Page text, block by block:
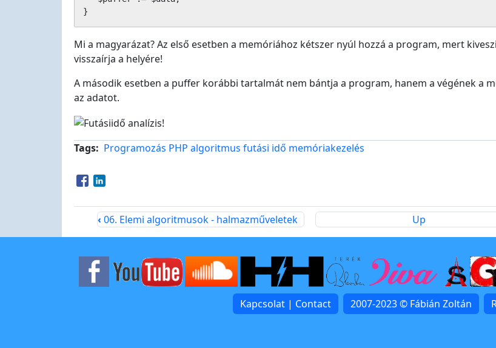
}
Mi a magyarázat? Az első esetben a memóriához kétszer nyúl hozzá a program, mert
visszaírja a helyére!
A második esetben a puffer korábbi tartalmát nem bántja a program, hanem a végének a
az adatot.
Tags Programozás PHP algoritmus futási idő memóriakezelés
Opens in a new window
Opens in a new window
‹ 06. Elemi algoritmusok - halmazműveletek Up
Kapcsolat | Contact 2007-2023 © Fábián Zoltán